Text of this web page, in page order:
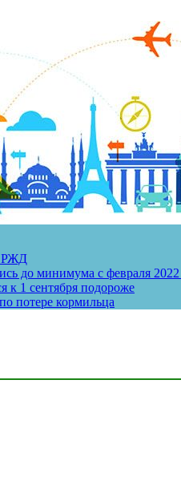
РЖД
до минимума с февраля 2022
к 1 сентября подороже
потере кормильца